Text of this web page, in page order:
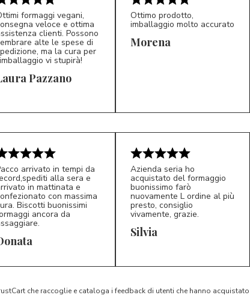
5/5
formaggi vegani,
veloce e ottima
clienti. Possono
alte le spese di
ma la cura per
vi stupirà!
Pazzano
Ottimo prodotto,
imballaggio molto accurato
Morena
arrivato in tempi da
alla sera e
in mattinata e
con massima
Biscotti buonissimi
ancora da
S*
Azienda seria ho
acquistato del formaggio
buonissimo farò
nuovamente L ordine al più
presto, consiglio
vivamente, grazie.
Silvia
che raccoglie e cataloga i feedback di utenti che hanno